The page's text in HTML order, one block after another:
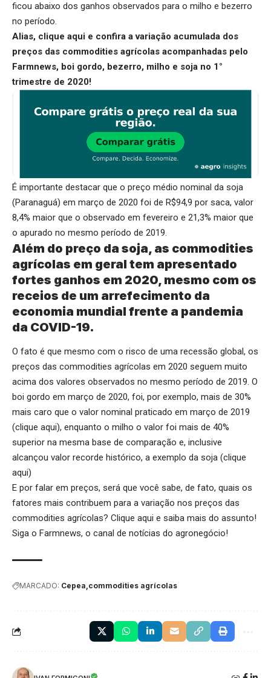
ficou abaixo dos ganhos observados para o milho e bezerro
no período.
Alias, clique aqui e confira a variação acumulada dos
preços das commodities agrícolas acompanhadas pelo
Farmnews, boi gordo, bezerro, milho e soja no 1°
trimestre de 2020!
É importante destacar que o preço médio nominal da soja
(Paranaguá) em março de 2020 foi de R$94,9 por saca, valor
8,4% maior que o observado em fevereiro e 21,3% maior que
o apurado no mesmo período de 2019.
Além do preço da soja, as commodities
agrícolas em geral tem apresentado
fortes ganhos em 2020, mesmo com os
receios de um arrefecimento da
economia mundial frente a pandemia
da COVID-19.
O fato é que mesmo com o risco de uma recessão global, os
preços das commodities agrícolas em 2020 seguem muito
acima dos valores observados no mesmo período de 2019. O
boi gordo em março de 2020, foi, por exemplo, mais de 30%
mais caro que o valor nominal praticado em março de 2019
(clique aqui), enquanto o milho o valor foi mais de 40%
superior na mesma base de comparação e, inclusive
alcançou valor recorde histórico, a exemplo da soja (clique
aqui)
E por falar em preços, será que você sabe, de fato, quais os
fatores mais contribuem para a variação nos preços das
commodities agrícolas? Clique aqui e saiba mais do assunto!
Siga o Farmnews, o canal de notícias do agronegócio!
MARCADO: Cepea commodities agrícolas